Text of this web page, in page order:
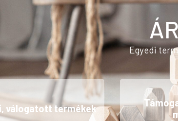
Egyedi
válogatott termékek